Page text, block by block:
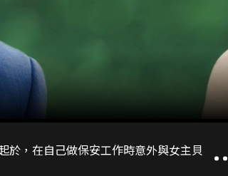
於，在自己做保安工作時意外與女主貝